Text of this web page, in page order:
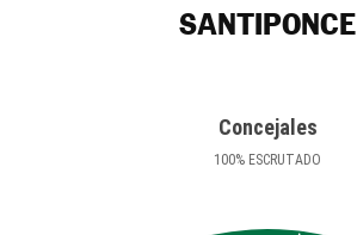
SANTIPONCE
Concejales
100% ESCRUTADO